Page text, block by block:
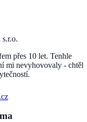
přes 10 let. Tenhle
mi nevyhovovaly - chtěl